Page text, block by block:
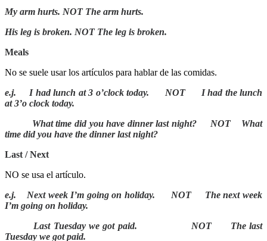
My arm hurts. NOT The arm hurts.
His leg is broken. NOT The leg is broken.
Meals
No se suele usar los artículos para hablar de las comidas.
e.j.
I had lunch at 3 o’clock today. NOT
I had the lunch
at 3’o clock today.
What time did you have dinner last night?
NOT
What
time did you have the dinner last night?
Last / Next
NO se usa el artículo.
e.j.
Next week I’m going on holiday. NOT
The next week
I’m going on holiday.
Last Tuesday we got paid.
NOT
The last
Tuesday we got paid.